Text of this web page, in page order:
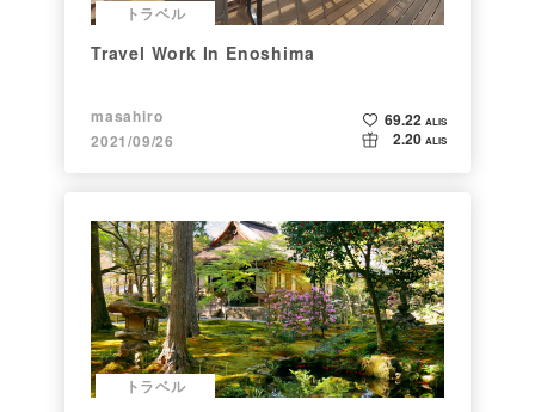
トラベル
Travel Work In Enoshima
masahiro
2021/09/26
69.22 ALIS
2.20 ALIS
トラベル